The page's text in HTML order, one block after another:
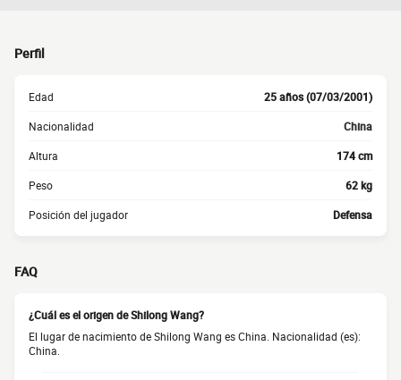
Perfil
Edad 25 años (07/03/2001)
Nacionalidad China
Altura 174 cm
Peso 62 kg
Posición del jugador Defensa
FAQ
¿Cuál es el origen de Shilong Wang?
El lugar de nacimiento de Shilong Wang es China. Nacionalidad (es):
China.